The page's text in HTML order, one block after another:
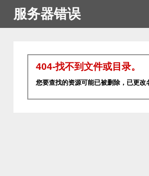
服务器错误
404-找不到文件或目录。
您要查找的资源可能已被删除，已更改